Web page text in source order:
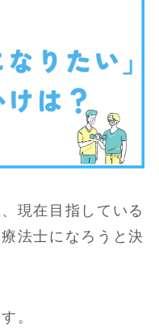
現在目指している
法士になろうと決
。